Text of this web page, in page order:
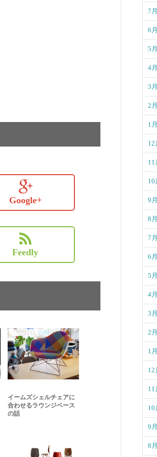
Google+
Feedly
イームズシェルチェアに
合わせるラウンジベース
の話
7
6
5
4
3
2
1
12
11
10
9
8
7
6
5
4
3
2
1
12
11
10
9
8